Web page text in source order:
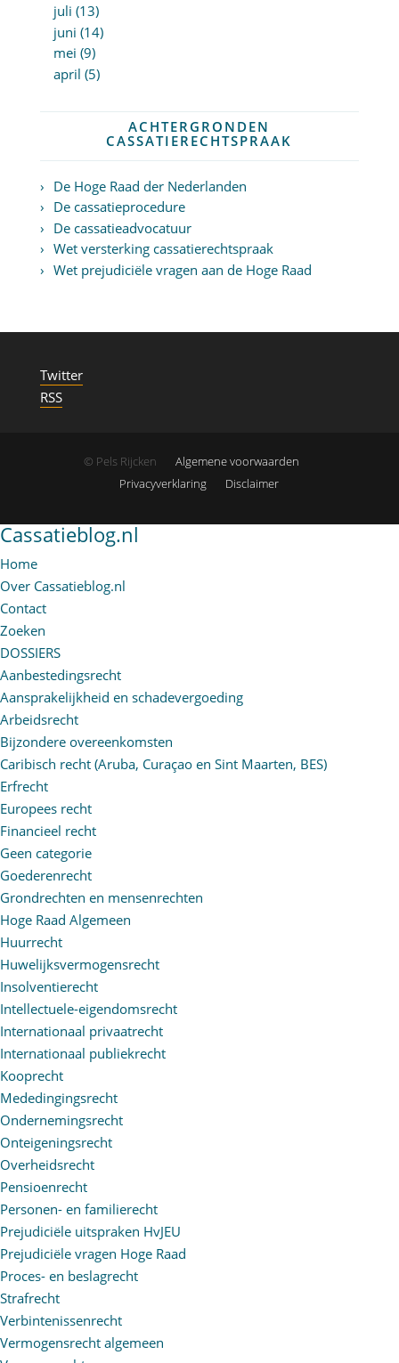
juli (13)
juni (14)
mei (9)
april (5)
ACHTERGRONDEN
CASSATIERECHTSPRAAK
De Hoge Raad der Nederlanden
De cassatieprocedure
De cassatieadvocatuur
Wet versterking cassatierechtspraak
Wet prejudiciële vragen aan de Hoge Raad
Twitter
RSS
© Pels Rijcken
Algemene voorwaarden
Privacyverklaring
Disclaimer
Cassatieblog.nl
Home
Over Cassatieblog.nl
Contact
Zoeken
DOSSIERS
Aanbestedingsrecht
Aansprakelijkheid en schadevergoeding
Arbeidsrecht
Bijzondere overeenkomsten
Caribisch recht (Aruba, Curaçao en Sint Maarten, BES)
Erfrecht
Europees recht
Financieel recht
Geen categorie
Goederenrecht
Grondrechten en mensenrechten
Hoge Raad Algemeen
Huurrecht
Huwelijksvermogensrecht
Insolventierecht
Intellectuele-eigendomsrecht
Internationaal privaatrecht
Internationaal publiekrecht
Kooprecht
Mededingingsrecht
Ondernemingsrecht
Onteigeningsrecht
Overheidsrecht
Pensioenrecht
Personen- en familierecht
Prejudiciële uitspraken HvJEU
Prejudiciële vragen Hoge Raad
Proces- en beslagrecht
Strafrecht
Verbintenissenrecht
Vermogensrecht algemeen